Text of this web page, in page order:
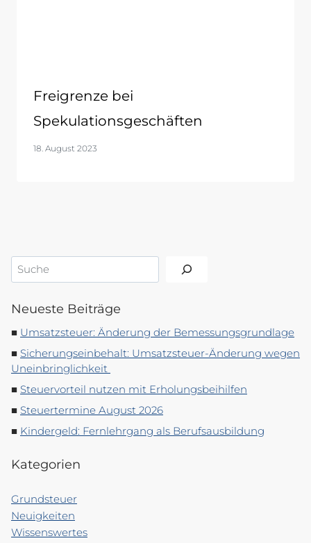
Freigrenze bei
Spekulationsgeschäften
18. August 2023
Suchen
Neueste Beiträge
Umsatzsteuer: Änderung der Bemessungsgrundlage
Sicherungseinbehalt: Umsatzsteuer-Änderung wegen
Uneinbringlichkeit
Steuervorteil nutzen mit Erholungsbeihilfen
Steuertermine August 2026
Kindergeld: Fernlehrgang als Berufsausbildung
Kategorien
Grundsteuer
Neuigkeiten
Wissenswertes